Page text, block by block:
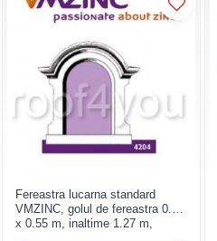
Fereastra lucarna standard
VMZINC, golul de fereastra 0.90
x 0.55 m, inaltime 1.27 m,